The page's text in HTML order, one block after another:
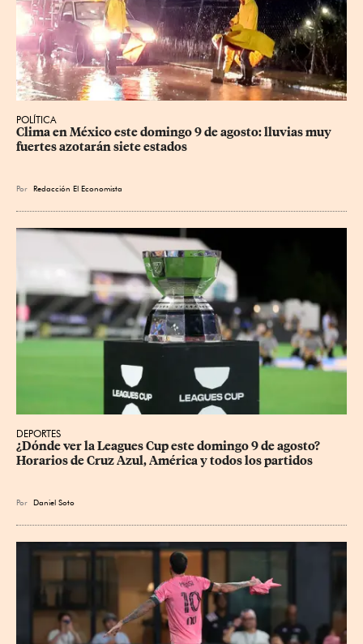
POLÍTICA
Clima en México este domingo 9 de agosto: lluvias muy
fuertes azotarán siete estados
Por Redacción El Economista
DEPORTES
¿Dónde ver la Leagues Cup este domingo 9 de agosto?
Horarios de Cruz Azul, América y todos los partidos
Por Daniel Soto